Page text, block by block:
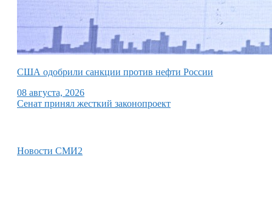
США одобрили санкции против нефти России
08 августа, 2026
Сенат принял жесткий законопроект
Новости СМИ2